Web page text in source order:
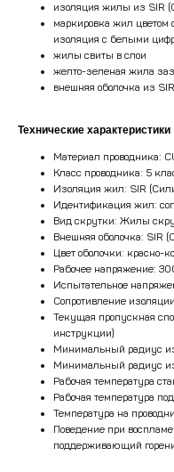
изоляция жилы из SIR
маркировка жил цветом
изоляция с белыми
жилы свиты в слои
желто-зеленая жила
внешняя оболочка из
Технические характеристики
Материал проводника:
Класс проводника: 5
Изоляция жил: SIR
Идентификация жил:
Вид скрутки: Жилы
Внешняя оболочка: SIR
Цвет оболочки: красно-
Рабочее напряжение:
Испытательное
Сопротивление
Текущая пропускная
инструкции)
Минимальный радиус
Минимальный радиус
Рабочая температура
Рабочая температура
Температура на
Поведение при
поддерживающий